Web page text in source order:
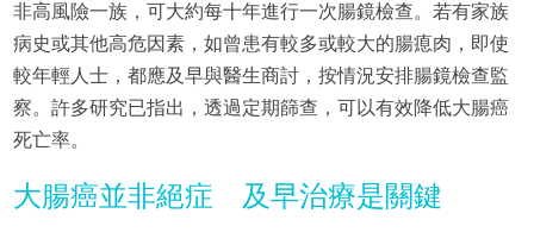
非高風險一族，可大約每十年進行一次腸鏡檢查。若有家族
病史或其他高危因素，如曾患有較多或較大的腸瘜肉，即使
較年輕人士，都應及早與醫生商討，按情況安排腸鏡檢查監
察。許多研究已指出，透過定期篩查，可以有效降低大腸癌
死亡率。
大腸癌並非絕症 及早治療是關鍵